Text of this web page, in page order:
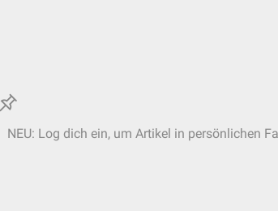
NEU: Log dich ein, um Artikel in persönlichen